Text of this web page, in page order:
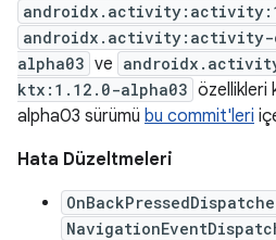
androidx.activity:activity-
alpha03 ve
ktx:1.12.0-alpha03 özellikleri
alpha03 sürümü bu commit'leri
Hata Düzeltmeleri